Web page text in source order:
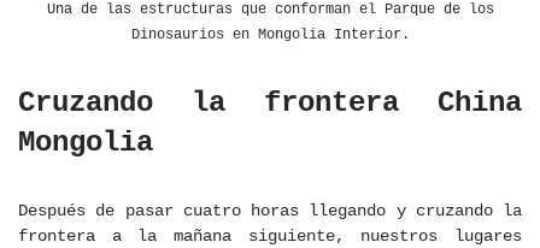
Una de las estructuras que conforman el Parque de los
Dinosaurios en Mongolia Interior.
Cruzando la frontera China
Mongolia
Después de pasar cuatro horas llegando y cruzando la
frontera a la mañana siguiente, nuestros lugares